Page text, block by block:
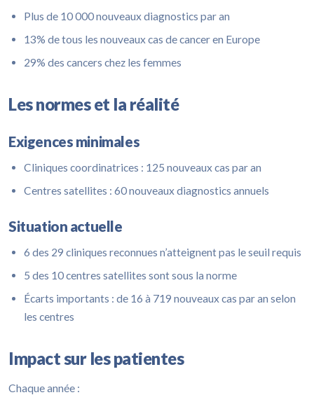
Plus de 10 000 nouveaux diagnostics par an
13% de tous les nouveaux cas de cancer en Europe
29% des cancers chez les femmes
Les normes et la réalité
Exigences minimales
Cliniques coordinatrices : 125 nouveaux cas par an
Centres satellites : 60 nouveaux diagnostics annuels
Situation actuelle
6 des 29 cliniques reconnues n’atteignent pas le seuil requis
5 des 10 centres satellites sont sous la norme
Écarts importants : de 16 à 719 nouveaux cas par an selon
les centres
Impact sur les patientes
Chaque année :